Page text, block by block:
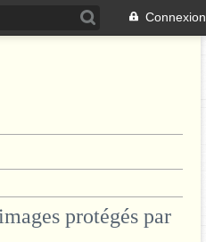
Connexion
protégés par